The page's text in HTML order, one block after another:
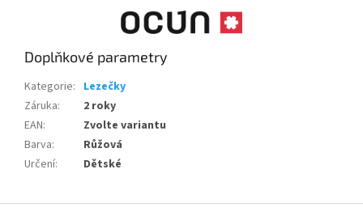
Doplňkové parametry
Kategorie: Lezečky
Záruka:
2 roky
EAN:
Zvolte variantu
Barva:
Růžová
Určení: Dětské